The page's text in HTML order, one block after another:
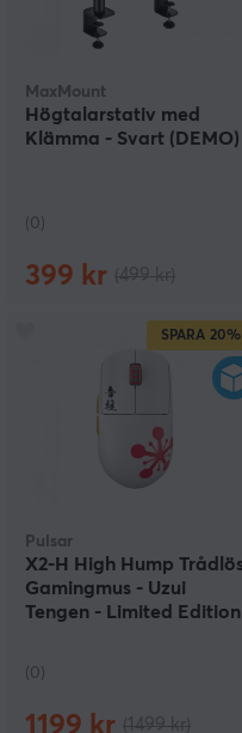
MaxMount
Högtalarstativ med
Klämma - Svart (DEMO)
(0)
399 kr
SPARA 20%
Pulsar
X2-H High Hump
Gamingmus - Uzui
Tengen - Limited Edition
(0)
1199 kr